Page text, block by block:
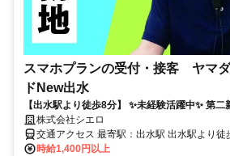
スマホプランの受付・接客 ヤマ
ドNew出水
【出水駅より徒歩8分】 ✨未経験活躍中✨ 第
迎！ ＊ネイルOK＆髪自由(規定有)＊
株式会社シエロ
交通アクセス 最寄駅：出水駅 出水駅より徒歩8分 ★車・バイク通勤
OK
時給1,400円以上